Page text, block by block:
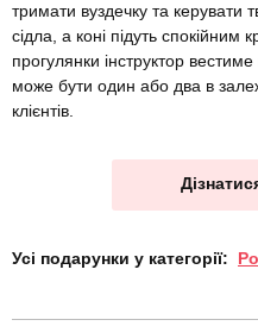
тримати вуздечку та керувати
сідла, а коні підуть спокійним
прогулянки інструктор вестиме
може бути один або два в
клієнтів.
Усі подарунки у категорії: